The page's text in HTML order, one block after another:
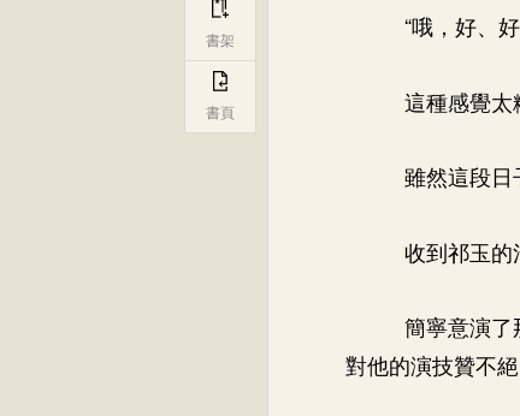
書架
書頁
“哦，好、
這種感覺太
雖然這段日
收到祁玉的
簡寧意演
對他的演技贊不